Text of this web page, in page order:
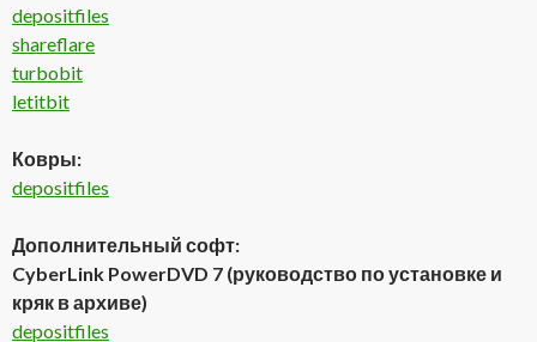
depositfiles
shareflare
turbobit
letitbit
Ковры:
depositfiles
Дополнительный софт:
CyberLink PowerDVD 7 (руководство по установке и
кряк в архиве)
depositfiles